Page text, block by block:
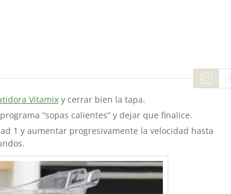
Vitamix y cerrar bien la tapa.
“sopas calientes” y dejar que finalice.
1 y aumentar progresivamente la velocidad hasta